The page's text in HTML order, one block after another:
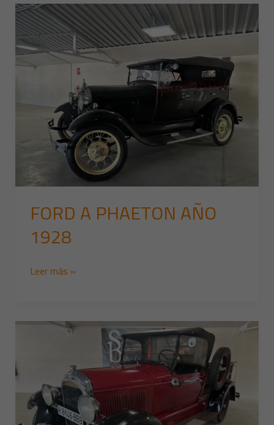
FORD A PHAETON AÑO
1928
FORD
A
PHAETON
AÑO
1928
Leer más »
CHRYSLER